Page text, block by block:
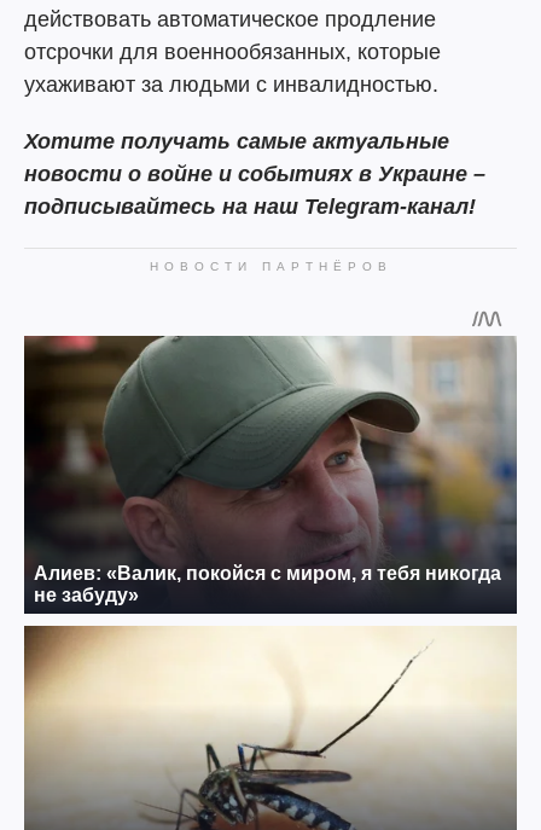
действовать автоматическое продление
отсрочки для военнообязанных, которые
ухаживают за людьми с инвалидностью.
Хотите получать самые актуальные
новости о войне и событиях в Украине –
подписывайтесь на наш Telegram-канал!